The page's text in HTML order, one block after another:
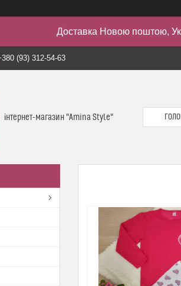
Доставка Новою поштою,
(93) 312-54-63
інтернет-магазин "Amina Style"